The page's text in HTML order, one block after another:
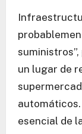
un lugar de
esencial de